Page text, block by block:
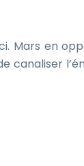
Mars en
canaliser